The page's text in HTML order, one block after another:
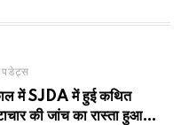
में SJDA में हुई कथित
की जांच का रास्ता हुआ